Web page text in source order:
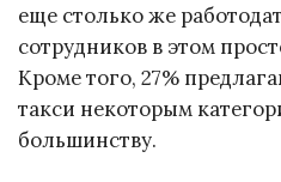
еще столько же
сотрудников в этом
Кроме того, 27%
такси некоторым
большинству.